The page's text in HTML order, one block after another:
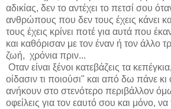
αδικίας, δεν το αντέχει το πετσί σου
ανθρώπους που δεν τους έχεις κάνει
τους έχεις κρίνει ποτέ για αυτά που
και καθόρισαν με τον έναν ή τον άλλο
ζωή, χρόνια πριν...
Οταν είναι ξένοι κατεβάζεις τα
οίδασιν τι ποιούσι" και από δω πάνε κι
ανήκουν στο στενότερο περιβάλλον
οφείλεις για τον εαυτό σου και μόνο,